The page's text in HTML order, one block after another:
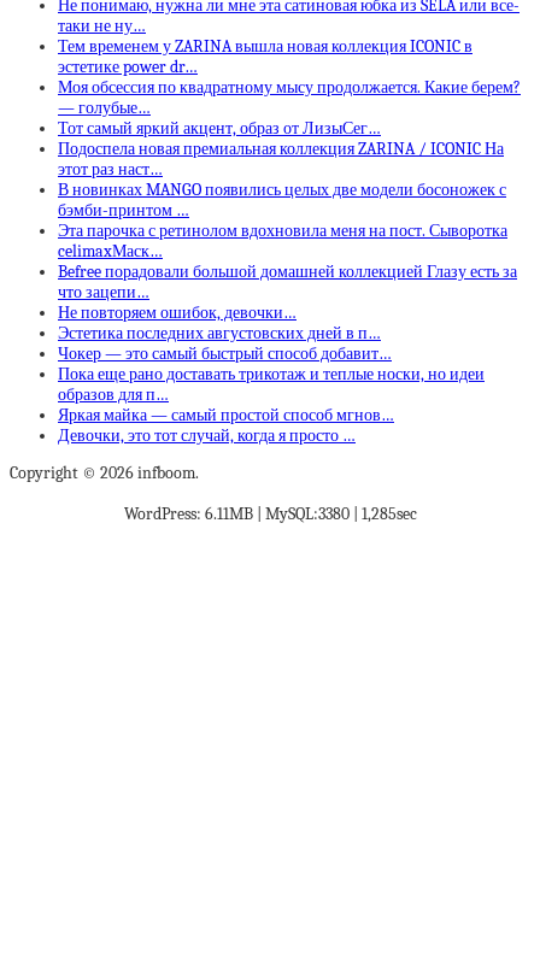
Не понимаю, нужна ли мне эта сатиновая юбка из SELA или все-
таки не ну…
Тем временем у ZARINA вышла новая коллекция ICONIC в
эстетике power dr…
Моя обсессия по квадратному мысу продолжается. Какие берем?
— голубые…
Тот самый яркий акцент, образ от ЛизыСег…
Подоспела новая премиальная коллекция ZARINA / ICONIC На
этот раз наст…
В новинках MANGO появились целых две модели босоножек с
бэмби-принтом …
Эта парочка с ретинолом вдохновила меня на пост. Сыворотка
celimaxМаск…
Befree порадовали большой домашней коллекцией Глазу есть за
что зацепи…
Не повторяем ошибок, девочки…
Эстетика последних августовских дней в п…
Чокер — это самый быстрый способ добавит…
Пока еще рано доставать трикотаж и теплые носки, но идеи
образов для п…
Яркая майка — самый простой способ мгнов…
Девочки, это тот случай, когда я просто …
Copyright © 2026 infboom.
WordPress: 6.11MB | MySQL:3380 | 1,285sec